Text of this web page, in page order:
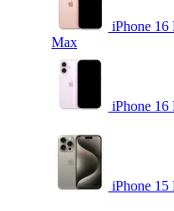
iPhone 16
Max
iPhone 16
iPhone 15